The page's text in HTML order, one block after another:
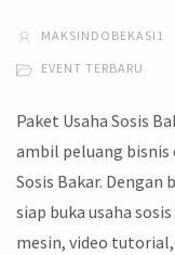
MAKSINDOBEKASI1
EVENT TERBARU
Paket Usaha Sosis
ambil peluang
Sosis Bakar. Dengan
siap buka usaha
mesin, video